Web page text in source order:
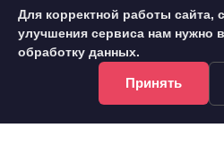
Для корректной работы сайта,
улучшения сервиса нам нужно
обработку данных.
Принять